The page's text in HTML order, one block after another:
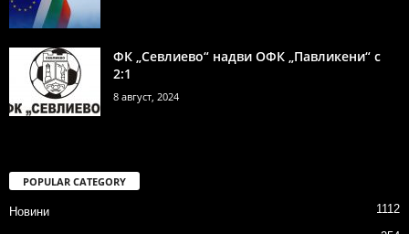
ФК „Севлиево“ надви ОФК „Павликени“ с
2:1
8 август, 2024
POPULAR CATEGORY
Новини 1112